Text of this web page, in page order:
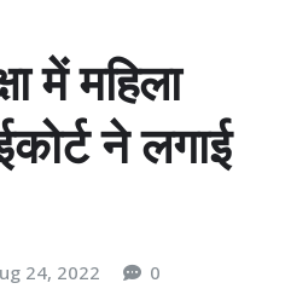
में महिला
ने लगाई
24, 2022 0